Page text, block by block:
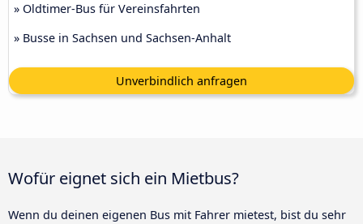
» Oldtimer-Bus für Vereinsfahrten
» Busse in Sachsen und Sachsen-Anhalt
Unverbindlich anfragen
Wofür eignet sich ein Mietbus?
Wenn du deinen eigenen Bus mit Fahrer mietest, bist du sehr